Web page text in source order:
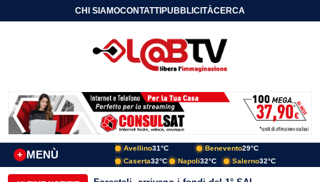
CHI SIAMOCONTATTIPUBBLICITÀCERCA
MENÙ
+
Avellino31°C Benevento29°C
Caserta32°C Napoli32°C Salerno32°C